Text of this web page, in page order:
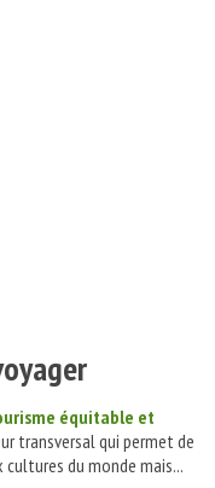
équitable et
transversal qui permet de
du monde mais...